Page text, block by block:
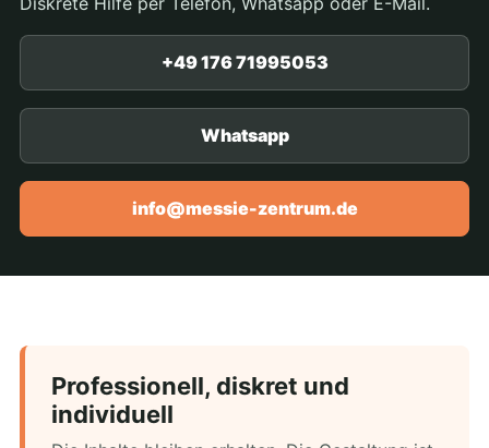
+49 176 71995053
Whatsapp
info@messie-zentrum.de
Professionell, diskret und
individuell